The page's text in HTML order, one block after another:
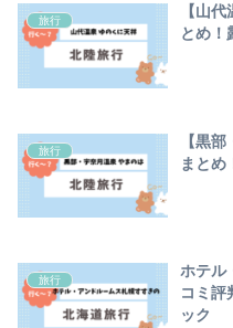
旅行
【山
とめ！
旅行
【黒
まとめ
旅行
ホテル
コミ評
ック